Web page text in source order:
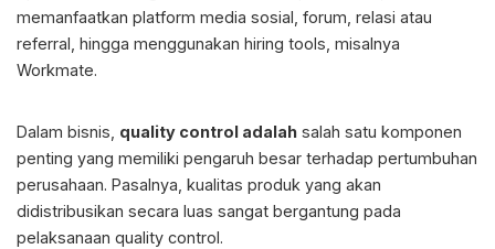
memanfaatkan platform media sosial, forum, relasi atau
referral, hingga menggunakan hiring tools, misalnya
Workmate.
Dalam bisnis, quality control adalah salah satu komponen
penting yang memiliki pengaruh besar terhadap pertumbuhan
perusahaan. Pasalnya, kualitas produk yang akan
didistribusikan secara luas sangat bergantung pada
pelaksanaan quality control.